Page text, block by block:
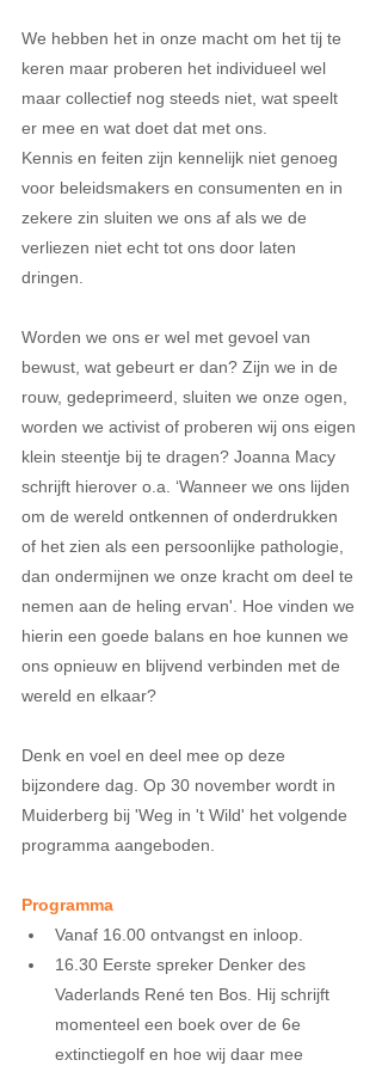
We hebben het in onze macht om het tij te
keren maar proberen het individueel wel
maar collectief nog steeds niet, wat speelt
er mee en wat doet dat met ons.
Kennis en feiten zijn kennelijk niet genoeg
voor beleidsmakers en consumenten en in
zekere zin sluiten we ons af als we de
verliezen niet echt tot ons door laten
dringen.
Worden we ons er wel met gevoel van
bewust, wat gebeurt er dan? Zijn we in de
rouw, gedeprimeerd, sluiten we onze ogen,
worden we activist of proberen wij ons eigen
klein steentje bij te dragen? Joanna Macy
schrijft hierover o.a. ‘Wanneer we ons lijden
om de wereld ontkennen of onderdrukken
of het zien als een persoonlijke pathologie,
dan ondermijnen we onze kracht om deel te
nemen aan de heling ervan'. Hoe vinden we
hierin een goede balans en hoe kunnen we
ons opnieuw en blijvend verbinden met de
wereld en elkaar?
Denk en voel en deel mee op deze
bijzondere dag. Op 30 november wordt in
Muiderberg bij 'Weg in 't Wild' het volgende
programma aangeboden.
Programma
Vanaf 16.00 ontvangst en inloop.
16.30 Eerste spreker Denker des
Vaderlands René ten Bos. Hij schrijft
momenteel een boek over de 6e
extinctiegolf en hoe wij daar mee